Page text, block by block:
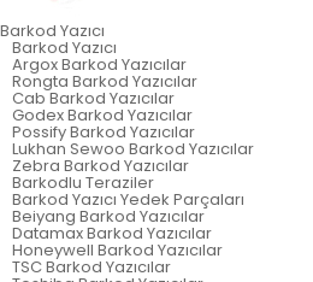
Barkod Yazıcı
Barkod Yazıcı
Argox Barkod Yazıcılar
Rongta Barkod Yazıcılar
Cab Barkod Yazıcılar
Godex Barkod Yazıcılar
Possify Barkod Yazıcılar
Lukhan Sewoo Barkod Yazıcılar
Zebra Barkod Yazıcılar
Barkodlu Teraziler
Barkod Yazıcı Yedek Parçaları
Beiyang Barkod Yazıcılar
Datamax Barkod Yazıcılar
Honeywell Barkod Yazıcılar
TSC Barkod Yazıcılar